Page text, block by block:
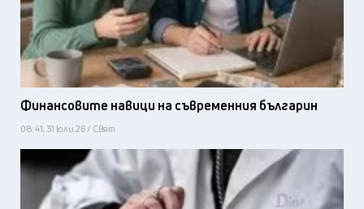
Финансовите навици на съвременния българин
08:41, 31 юли 26 / Свят